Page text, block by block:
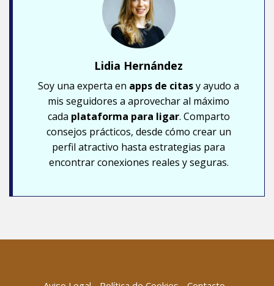
Lidia Hernández
Soy una experta en apps de citasy ayudo a
mis seguidores a aprovechar al máximo
cada plataforma para ligar. Comparto
consejos prácticos, desde cómo crear un
perfil atractivo hasta estrategias para
encontrar conexiones reales y seguras.